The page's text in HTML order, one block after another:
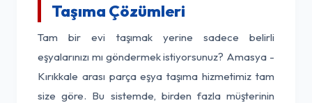
Taşıma Çözümleri
Tam bir evi taşımak yerine sadece belirli
eşyalarınızı mı göndermek istiyorsunuz? Amasya -
Kırıkkale arası parça eşya taşıma hizmetimiz tam
size göre. Bu sistemde, birden fazla müşterinin